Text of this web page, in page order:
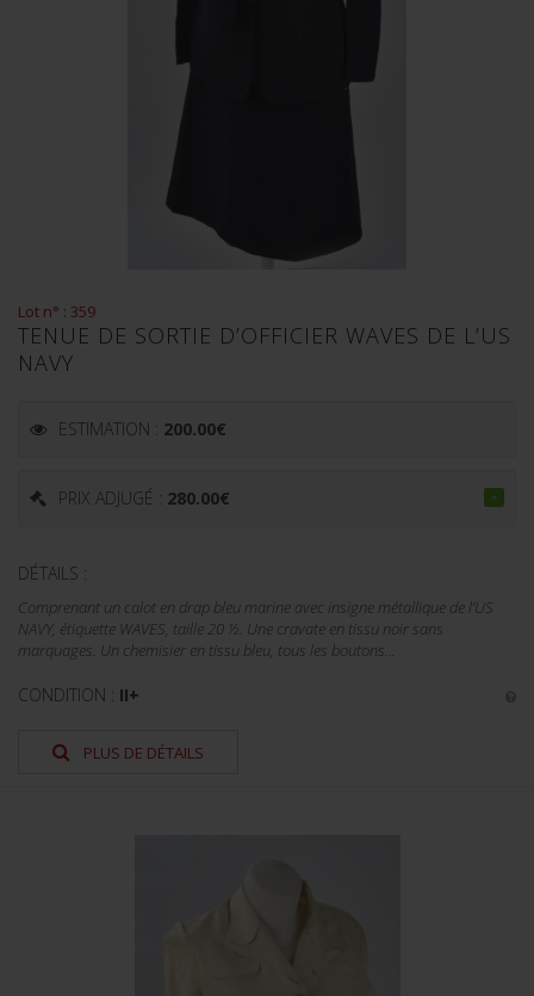
Lot n° : 359
TENUE DE SORTIE D’OFFICIER WAVES DE L’US
NAVY
ESTIMATION : 200.00€
PRIX ADJUGÉ : 280.00€
DÉTAILS :
Comprenant un calot en drap bleu marine avec insigne métallique de l’US
NAVY, étiquette WAVES, taille 20 ½. Une cravate en tissu noir sans
marquages. Un chemisier en tissu bleu, tous les boutons...
CONDITION : II+
PLUS DE DÉTAILS